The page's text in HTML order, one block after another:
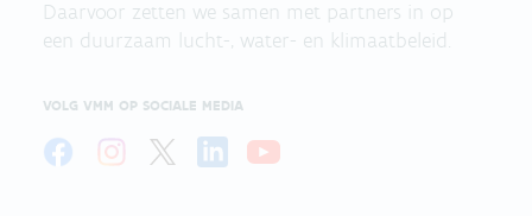
Daarvoor zetten we samen met partners in op
een duurzaam lucht-, water- en klimaatbeleid.
VOLG VMM OP SOCIALE MEDIA